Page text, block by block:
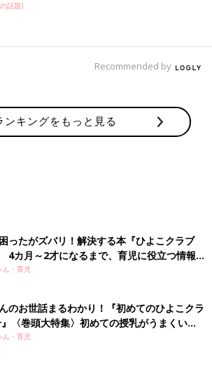
話題)
Recommended by
ンキングをもっと見る
ったがズバリ！解決する本『ひよこクラブ
カ月～2才になるまで、育児に役立つ情報が
！
ん・育児
のお世話まるわかり！『初めてのひよこクラ
〈巻頭大特集〉初めての授乳がうまくい
ぱい・ミルクの基本と夏のトラブル 解決テ
ん・育児